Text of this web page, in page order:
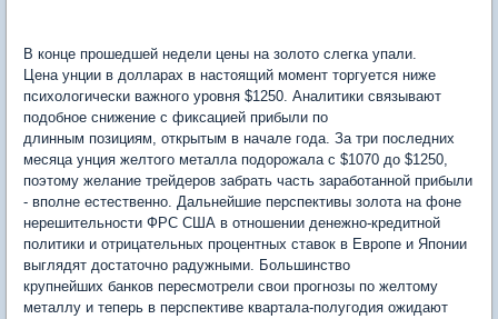
В конце прошедшей недели цены на золото слегка упали.
Цена унции в долларах в настоящий момент торгуется ниже
психологически важного уровня $1250. Аналитики связывают
подобное снижение с фиксацией прибыли по
длинным позициям, открытым в начале года. За три последних
месяца унция желтого металла подорожала с $1070 до $1250,
поэтому желание трейдеров забрать часть заработанной прибыли
- вполне естественно. Дальнейшие перспективы золота на фоне
нерешительности ФРС США в отношении денежно-кредитной
политики и отрицательных процентных ставок в Европе и Японии
выглядят достаточно радужными. Большинство
крупнейших банков пересмотрели свои прогнозы по желтому
металлу и теперь в перспективе квартала-полугодия ожидают